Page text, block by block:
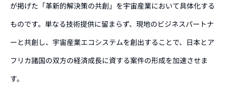
が掲げた「革新的解決策の共創」を宇宙産業において具体化する
ものです。単なる技術提供に留まらず、現地のビジネスパートナ
ーと共創し、宇宙産業エコシステムを創出することで、日本とア
フリカ諸国の双方の経済成長に資する案件の形成を加速させま
す。